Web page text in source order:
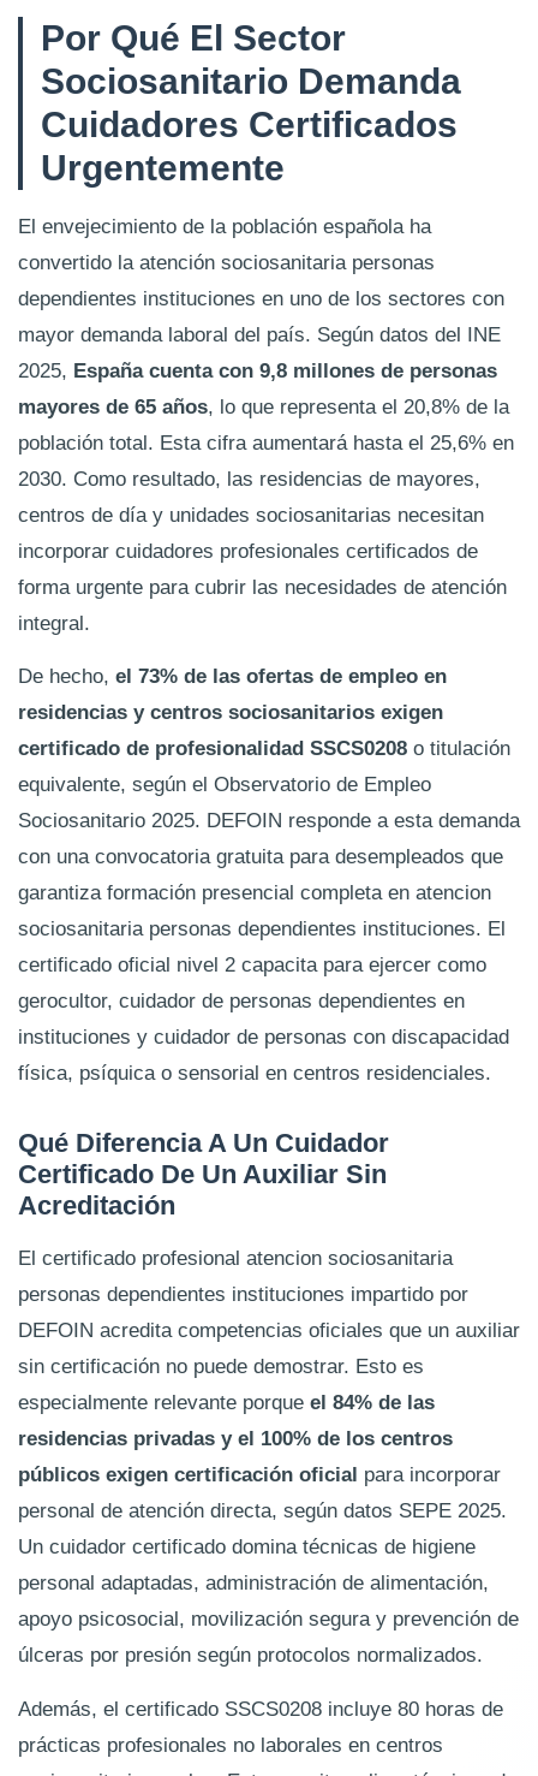
Por Qué El Sector
Sociosanitario Demanda
Cuidadores Certificados
Urgentemente
El envejecimiento de la población española ha
convertido la atención sociosanitaria personas
dependientes instituciones en uno de los sectores con
mayor demanda laboral del país. Según datos del INE
2025, España cuenta con 9,8 millones de personas
mayores de 65 años, lo que representa el 20,8% de la
población total. Esta cifra aumentará hasta el 25,6% en
2030. Como resultado, las residencias de mayores,
centros de día y unidades sociosanitarias necesitan
incorporar cuidadores profesionales certificados de
forma urgente para cubrir las necesidades de atención
integral.
De hecho, el 73% de las ofertas de empleo en
residencias y centros sociosanitarios exigen
certificado de profesionalidad SSCS0208 o titulación
equivalente, según el Observatorio de Empleo
Sociosanitario 2025. DEFOIN responde a esta demanda
con una convocatoria gratuita para desempleados que
garantiza formación presencial completa en atencion
sociosanitaria personas dependientes instituciones. El
certificado oficial nivel 2 capacita para ejercer como
gerocultor, cuidador de personas dependientes en
instituciones y cuidador de personas con discapacidad
física, psíquica o sensorial en centros residenciales.
Qué Diferencia A Un Cuidador
Certificado De Un Auxiliar Sin
Acreditación
El certificado profesional atencion sociosanitaria
personas dependientes instituciones impartido por
DEFOIN acredita competencias oficiales que un auxiliar
sin certificación no puede demostrar. Esto es
especialmente relevante porque el 84% de las
residencias privadas y el 100% de los centros
públicos exigen certificación oficial para incorporar
personal de atención directa, según datos SEPE 2025.
Un cuidador certificado domina técnicas de higiene
personal adaptadas, administración de alimentación,
apoyo psicosocial, movilización segura y prevención de
úlceras por presión según protocolos normalizados.
Además, el certificado SSCS0208 incluye 80 horas de
prácticas profesionales no laborales en centros